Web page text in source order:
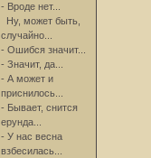
- Вроде нет...
Ну, может быть,
случайно...
- Ошибся значит...
- Значит, да...
- А может и
приснилось...
- Бывает, снится
ерунда...
- У нас весна
взбесилась...